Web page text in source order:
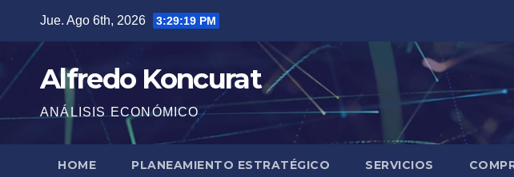
contenido
Jue. Ago 6th, 2026 3:29:20 PM
Alfredo Koncurat
ANÁLISIS ECONÓMICO
HOME PLANEAMIENTO ESTRATÉGICO SERVICIOS